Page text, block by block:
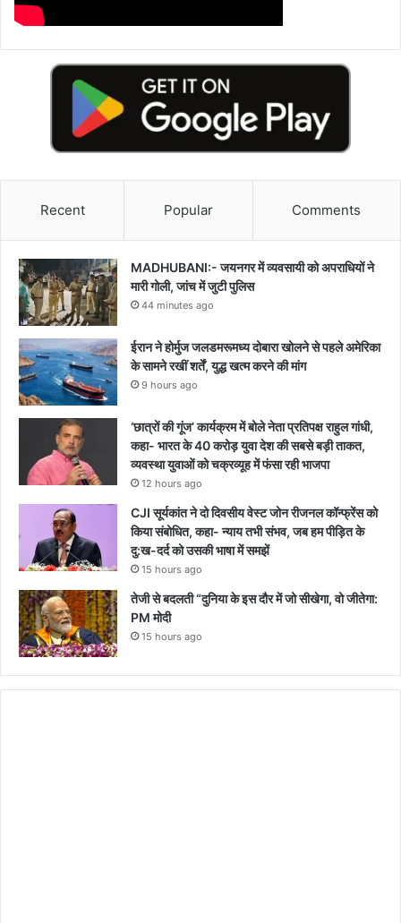
Recent Popular Comments
MADHUBANI:- जयनगर में व्यवसायी को अपराधियों ने
मारी गोली, जांच में जुटी पुलिस
44 minutes ago
ईरान ने होर्मुज जलडमरूमध्य दोबारा खोलने से पहले अमेरिका
के सामने रखीं शर्तें, युद्ध खत्म करने की मांग
9 hours ago
‘छात्रों की गूंज’ कार्यक्रम में बोले नेता प्रतिपक्ष राहुल गांधी,
कहा- भारत के 40 करोड़ युवा देश की सबसे बड़ी ताकत,
व्यवस्था युवाओं को चक्रव्यूह में फंसा रही भाजपा
12 hours ago
CJI सूर्यकांत ने दो दिवसीय वेस्ट जोन रीजनल कॉन्फ्रेंस को
किया संबोधित, कहा- न्याय तभी संभव, जब हम पीड़ित के
दु:ख-दर्द को उसकी भाषा में समझें
15 hours ago
तेजी से बदलती “दुनिया के इस दौर में जो सीखेगा, वो जीतेगा:
PM मोदी
15 hours ago